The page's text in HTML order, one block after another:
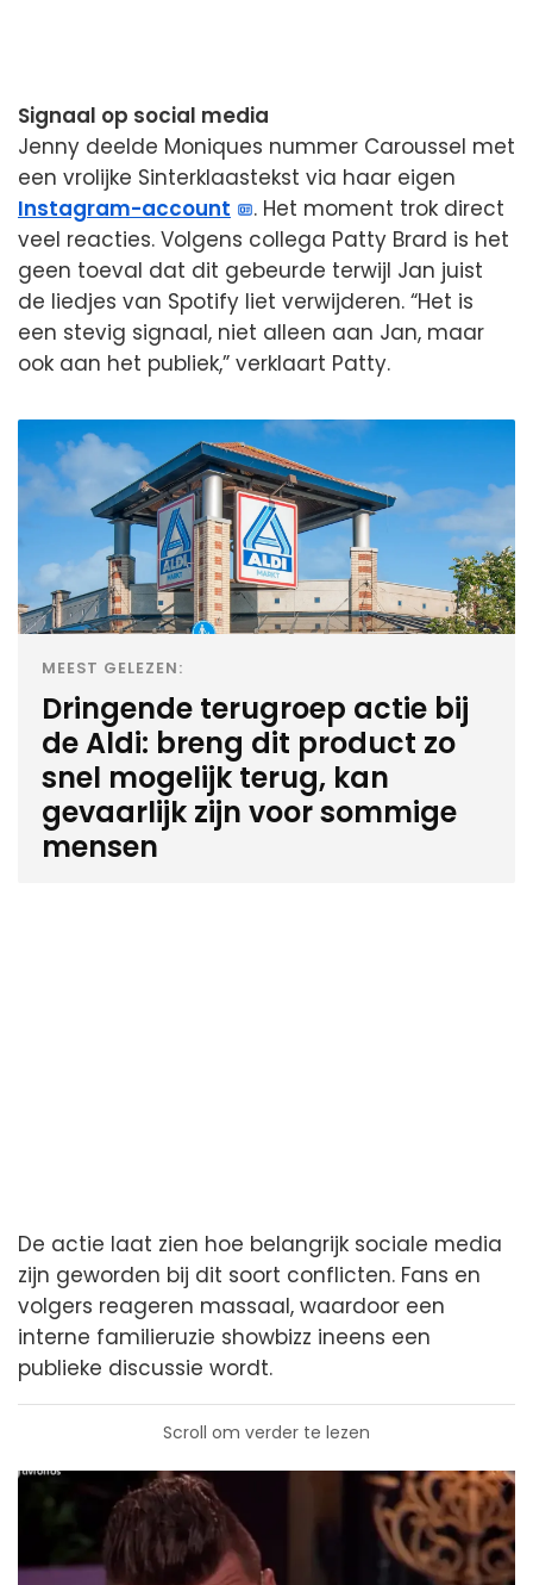
Signaal op social media
Jenny deelde Moniques nummer Caroussel met
een vrolijke Sinterklaastekst via haar eigen
Instagram-account
. Het moment trok direct
veel reacties. Volgens collega Patty Brard is het
geen toeval dat dit gebeurde terwijl Jan juist
de liedjes van Spotify liet verwijderen. “Het is
een stevig signaal, niet alleen aan Jan, maar
ook aan het publiek,” verklaart Patty.
MEEST GELEZEN:
Dringende terugroep actie bij
de Aldi: breng dit product zo
snel mogelijk terug, kan
gevaarlijk zijn voor sommige
mensen
De actie laat zien hoe belangrijk sociale media
zijn geworden bij dit soort conflicten. Fans en
volgers reageren massaal, waardoor een
interne familieruzie showbizz ineens een
publieke discussie wordt.
Scroll om verder te lezen